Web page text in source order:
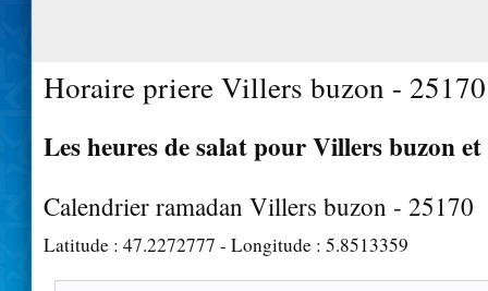
Horaire priere Villers buzon - 25170
Les heures de salat pour Villers buzon et
Calendrier ramadan Villers buzon - 25170
Latitude : 47.2272777 - Longitude : 5.8513359